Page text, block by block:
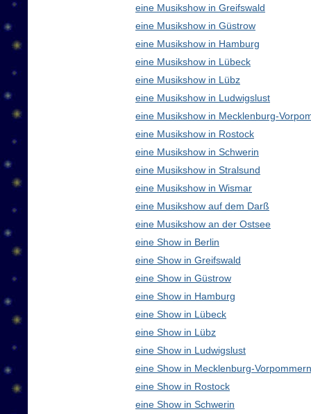
eine Musikshow in Greifswald
eine Musikshow in Güstrow
eine Musikshow in Hamburg
eine Musikshow in Lübeck
eine Musikshow in Lübz
eine Musikshow in Ludwigslust
eine Musikshow in Mecklenburg-
eine Musikshow in Rostock
eine Musikshow in Schwerin
eine Musikshow in Stralsund
eine Musikshow in Wismar
eine Musikshow auf dem Darß
eine Musikshow an der Ostsee
eine Show in Berlin
eine Show in Greifswald
eine Show in Güstrow
eine Show in Hamburg
eine Show in Lübeck
eine Show in Lübz
eine Show in Ludwigslust
eine Show in Mecklenburg-
eine Show in Rostock
eine Show in Schwerin